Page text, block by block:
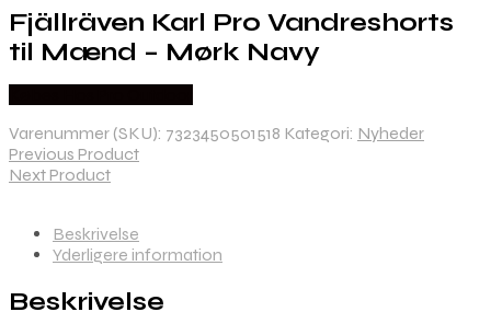
Fjällräven Karl Pro Vandreshorts
til Mænd – Mørk Navy
Varenummer (SKU): 7323450501518 Kategori: Nyheder
Previous Product
Next Product
Beskrivelse
Yderligere information
Beskrivelse